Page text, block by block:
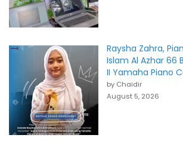
Raysha Zahra,
Islam Al Azhar 66
II Yamaha Piano
by Chaidir
August 5, 2026